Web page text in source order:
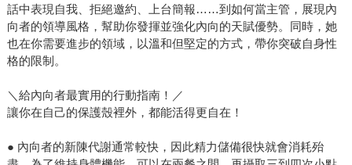
話中表現自我、拒絕邀約、上台簡報……到如何當主管，展現內
向者的領導風格，幫助你發揮並強化內向的天賦優勢。同時，她
也在你需要進步的領域，以溫和但堅定的方式，帶你突破自身性
格的限制。
＼給內向者最實用的行動指南！／
讓你在自己的保護殼裡外，都能活得更自在！
● 內向者的新陳代謝通常較快，因此精力儲備很快就會消耗殆